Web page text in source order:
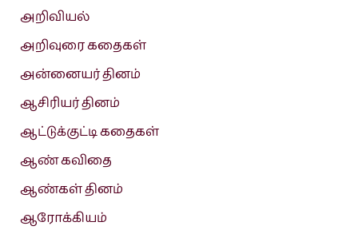
அறிவியல்
அறிவுரை கதைகள்
அன்னையர் தினம்
ஆசிரியர் தினம்
ஆட்டுக்குட்டி கதைகள்
ஆண் கவிதை
ஆண்கள் தினம்
ஆரோக்கியம்